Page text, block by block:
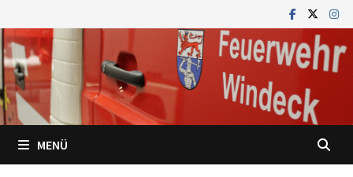
Inhalt
springen
MENÜ